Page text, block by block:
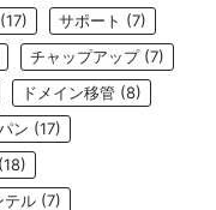
(17) サポート (7)
チャップアップ(7)
ドメイン移管 (8)
ン (17)
(18)
テル (7)